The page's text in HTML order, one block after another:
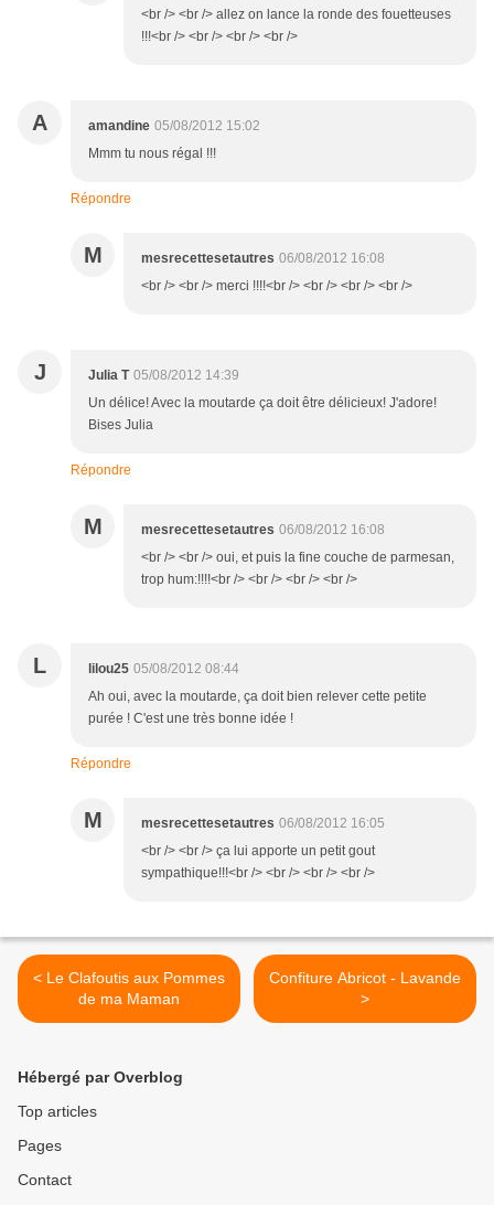
<br /> <br /> allez on lance la ronde des fouetteuses
!!!<br /> <br /> <br /> <br />
A amandine 05/08/2012 15:02
Mmm tu nous régal !!!
Répondre
M mesrecettesetautres 06/08/2012 16:08
<br /> <br /> merci !!!!<br /> <br /> <br /> <br />
J Julia T 05/08/2012 14:39
Un délice! Avec la moutarde ça doit être délicieux! J'adore!
Bises Julia
Répondre
M mesrecettesetautres 06/08/2012 16:08
<br /> <br /> oui, et puis la fine couche de parmesan,
trop hum:!!!!<br /> <br /> <br /> <br />
L lilou25 05/08/2012 08:44
Ah oui, avec la moutarde, ça doit bien relever cette petite
purée ! C'est une très bonne idée !
Répondre
M mesrecettesetautres 06/08/2012 16:05
<br /> <br /> ça lui apporte un petit gout
sympathique!!!<br /> <br /> <br /> <br />
< Le Clafoutis aux Pommes
de ma Maman
Confiture Abricot - Lavande
>
Hébergé par Overblog
Top articles
Pages
Contact